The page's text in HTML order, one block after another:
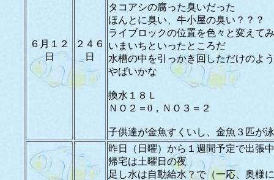
６月１２
日
２４６
日
タコアシの腐った臭いだった
ほんとに臭い、牛小屋の臭い？？？
ライブロックの位置を色々と変えて
いまいちといったところだ
水槽の中を引っかき回しただけのよ
やばいかな
換水１８Ｌ
ＮＯ２＝0，ＮＯ３＝２
子供達が金魚すくいし、金魚３匹が
昨日（日曜）から１週間予定で出張中
帰宅は土曜日の夜
足し水は自動給水？で（一応、奥様